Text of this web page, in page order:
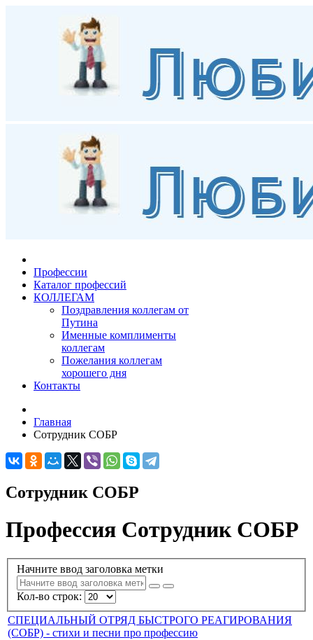
Профессии
Каталог профессий
КОЛЛЕГАМ
Поздравления коллегам от
Путина
Именные комплименты
коллегам
Пожелания коллегам
хорошего дня
Контакты
Главная
Сотрудник СОБР
Сотрудник СОБР
Профессия Сотрудник СОБР
Начните ввод заголовка метки
Кол-во строк:
СПЕЦИАЛЬНЫЙ ОТРЯД БЫСТРОГО РЕАГИРОВАНИЯ
(СОБР) - стихи и песни про профессию